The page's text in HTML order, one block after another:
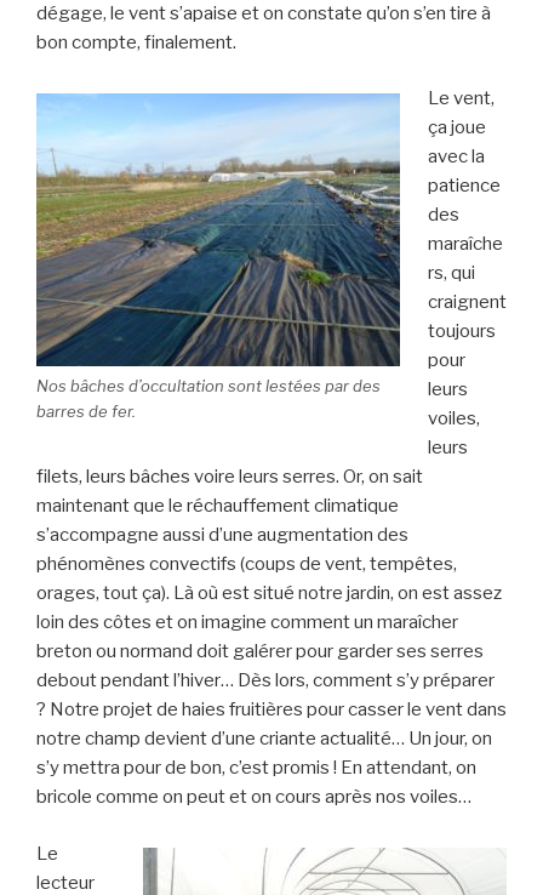
dégage, le vent s’apaise et on constate qu’on s’en tire à
bon compte, finalement.
Nos bâches d’occultation sont lestées par des
barres de fer.
Le vent,
ça joue
avec la
patience
des
maraîche
rs, qui
craignent
toujours
pour
leurs
voiles,
leurs
filets, leurs bâches voire leurs serres. Or, on sait
maintenant que le réchauffement climatique
s’accompagne aussi d’une augmentation des
phénomènes convectifs (coups de vent, tempêtes,
orages, tout ça). Là où est situé notre jardin, on est assez
loin des côtes et on imagine comment un maraîcher
breton ou normand doit galérer pour garder ses serres
debout pendant l’hiver… Dès lors, comment s’y préparer
? Notre projet de haies fruitières pour casser le vent dans
notre champ devient d’une criante actualité… Un jour, on
s’y mettra pour de bon, c’est promis ! En attendant, on
bricole comme on peut et on cours après nos voiles…
Le
lecteur